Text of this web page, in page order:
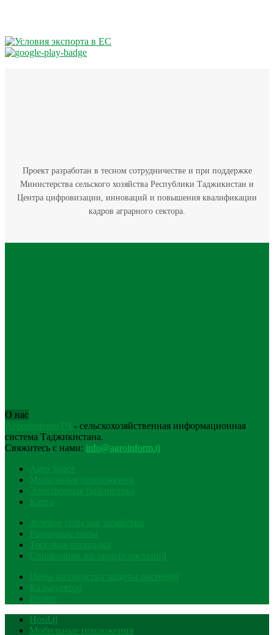
Проект разработан в тесном сотрудничестве и при поддержке
Министерства сельского хозяйства Республики Таджикистан и
Центра цифровизации, инноваций и повышения квалификации
кадров аграрного сектора.
О нас
АгроинформТҶ - сельскохозяйственная информационная
система Таджикистана.
Свяжитесь с нами: info@agroinform.tj
Agro Space
Мобильные приложения
Электронная библиотека
Карта
Зеленое сельское хозяйство
Рыночные цены
Торговая площадка
Справочник по защите растений
Цены на средства защиты растений
Калькулятор
Видео
Hosil.tj
Мобильные приложения